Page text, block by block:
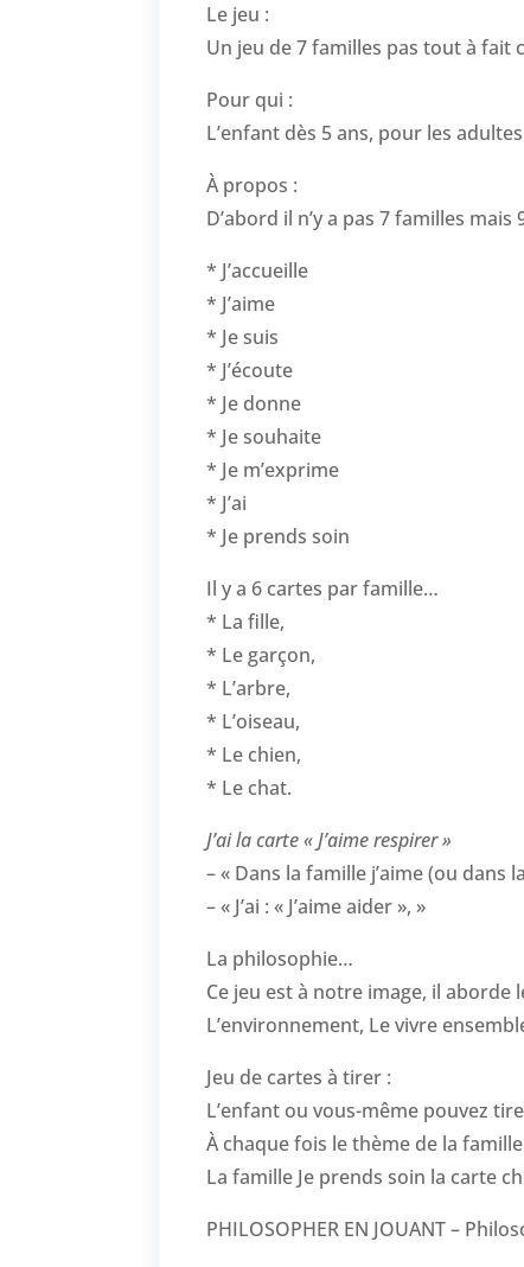
Le jeu :
Un jeu de 7 familles pas tout à
Pour qui :
L’enfant dès 5 ans, pour les
À propos :
D’abord il n’y a pas 7 familles mais
* J’accueille
* J’aime
* Je suis
* J’écoute
* Je donne
* Je souhaite
* Je m’exprime
* J’ai
* Je prends soin
Il y a 6 cartes par famille…
* La fille,
* Le garçon,
* L’arbre,
* L’oiseau,
* Le chien,
* Le chat.
J’ai la carte « J’aime respirer »
– « Dans la famille j’aime (ou
– « J’ai : « J’aime aider », »
La philosophie…
Ce jeu est à notre image, il
L’environnement, Le vivre
Jeu de cartes à tirer :
L’enfant ou vous-même pouvez
À chaque fois le thème de la
La famille Je prends soin la carte
PHILOSOPHER EN JOUANT –